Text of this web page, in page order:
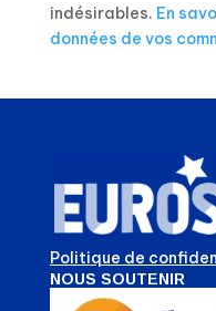
indésirables. En
données de vos
Politique de
NOUS SOUTENIR